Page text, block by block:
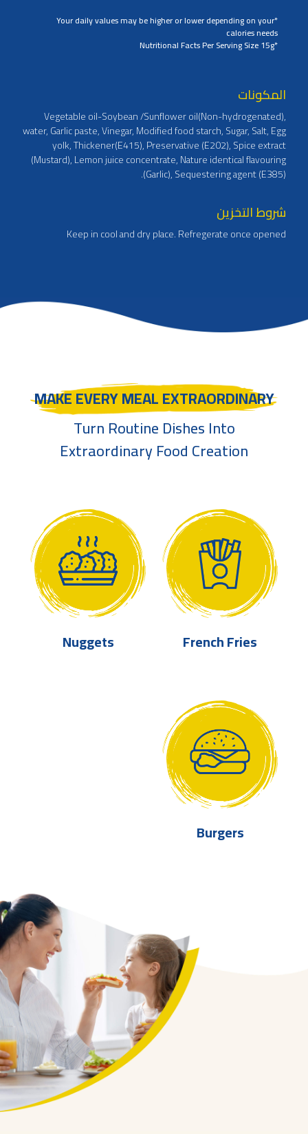
*Your daily values may be higher or lower depending on your
calories needs
*Nutritional Facts Per Serving Size 15g
المكونات
Vegetable oil-Soybean /Sunflower oil(Non-hydrogenated),
water, Garlic paste, Vinegar, Modified food starch, Sugar, Salt, Egg
yolk, Thickener(E415), Preservative (E202), Spice extract
(Mustard), Lemon juice concentrate, Nature identical flavouring
(Garlic), Sequestering agent (E385).
شروط التخزين
Keep in cool and dry place. Refregerate once opened
MAKE EVERY MEAL EXTRAORDINARY
Turn Routine Dishes Into
Extraordinary Food Creation
French Fries
Nuggets
Burgers